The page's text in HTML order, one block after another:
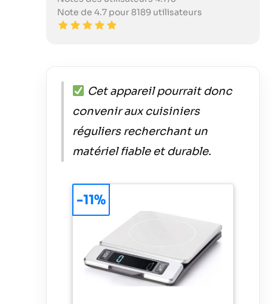
Note de 4.7 pour 8189 utilisateurs
Cet appareil pourrait donc
convenir aux cuisiniers
réguliers recherchant un
matériel fiable et durable.
-11%